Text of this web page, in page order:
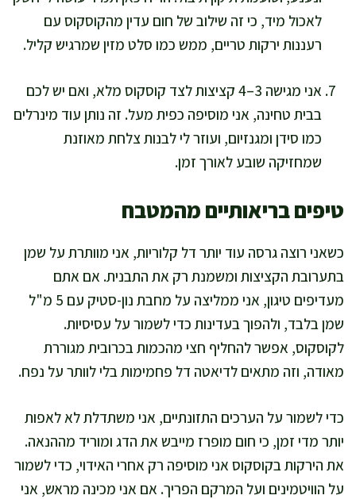
לאכול מיד, כי זה שילוב של חום עדין מהקוסקוס עם
רעננות ירקות טריים, ממש כמו סלט מזין שמרגיש קליל.
אני מגישה 3–4 קציצות לצד קוסקוס מלא, ואם יש לכם
בבית טחינה, אני מוסיפה כפית מעל. זה נותן עוד מינרלים
כמו סידן ומגנזיום, ועוזר לי לבנות צלחת מאוזנת
שמחזיקה שובע לאורך זמן.
טיפים בריאותיים מהמטבח
כשאני רוצה גרסה עוד יותר דל קלוריות, אני מוותרת על שמן
בתערובת הקציצות ומשמנת רק את התבנית. אם אתם
מעדיפים טיגון, אני ממליצה על מחבת נון-סטיק עם 5 מ"ל
שמן בלבד, ולהפוך בעדינות כדי לשמור על עסיסיות.
לקוסקוס, אפשר להחליף חצי מהכמות בכרובית מגוררת
מאודה, וזה מתאים לדיאטה דל פחמימות בלי לוותר על נפח.
כדי לשמור על הערכים התזונתיים, אני משתדלת לא לאפות
יותר מדי זמן, כי חום מופרז מייבש את הדג ומוריד מההנאה.
את הירקות בקוסקוס אני מוסיפה רק אחרי האידוי, כדי לשמור
על הוויטמינים ועל המרקם הפריך. אם אני מכינה מראש, אני